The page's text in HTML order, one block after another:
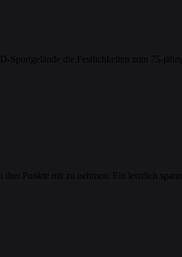
Sportgelände die Festlichkeiten zum 75-
drei Punkte mit zu nehmen. Ein letztlich